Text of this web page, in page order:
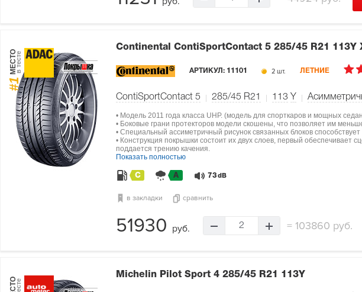
#1
МЕСТОв тесте
Continental ContiSportContact 5 285/45 R21 113Y
АРТИКУЛ: 11101 2 шт. ЛЕТНИЕ
ContiSportContact 5 285/45 R21 113 Y
• Модель 2011 года класса UHP. (модель для спорткаров и мощных
• Боковые грани протекторов модели скошены, что позволяет им
• Специальный ассиметричный рисунок связанных блоков
• Конструкция покрышки состоит их двух слоев, первый обеспечивает
поддается трению качения.
Показать полностью
C A 73 dB
в закладки сравнить
51930 руб. 2 = 103860 руб.
Michelin Pilot Sport 4 285/45 R21 113Y